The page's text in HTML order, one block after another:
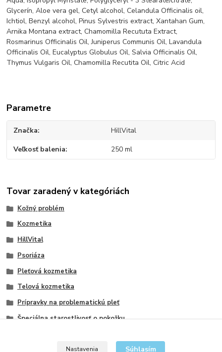
Glycerín, Aloe vera gel, Cetyl alcohol, Celandula Officinalis oil,
Ichtiol, Benzyl alcohol, Pinus Sylvestris extract, Xantahan Gum,
Arnika Montana extract, Chamomilla Recututa Extract,
Rosmarinus Officinalis Oil, Juniperus Communis Oil, Lavandula
Officinalis Oil, Eucalyptus Globulus Oil, Salvia Officinalis Oil,
Thymus Vulgaris Oil, Chamomilla Recutita Oil, Citric Acid
Parametre
Značka HillVital
Veľkosť balenia 250 ml
Tovar zaradený v kategóriách
Kožný problém
Kozmetika
HillVital
Psoriáza
Pleťová kozmetika
Telová kozmetika
Prípravky na problematickú pleť
Špeciálna starostlivosť o pokožku
Nastavenia Súhlasím